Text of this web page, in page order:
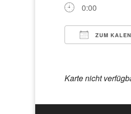
0:00
ZUM
Karte nicht